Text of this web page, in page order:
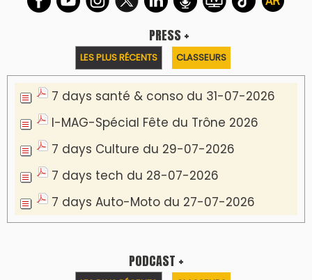
Podcast I-Week-N°137 du 26-07-2026
Podcast Eco-Business du 20-07-2026
Podcast IA-MAG-07 du 22-07-2026
Podcast I-Week N°136-19-07-2026
Podcast I-débats N31 du 18-07-2026
Communiqué de presse
Marrakech : le Musée Yves Saint Laurent fait
du mois d'août un rendez-vous